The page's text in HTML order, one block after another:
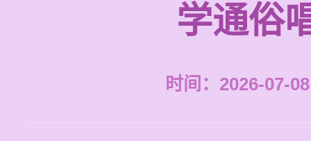
学通俗
时间：2026-07-